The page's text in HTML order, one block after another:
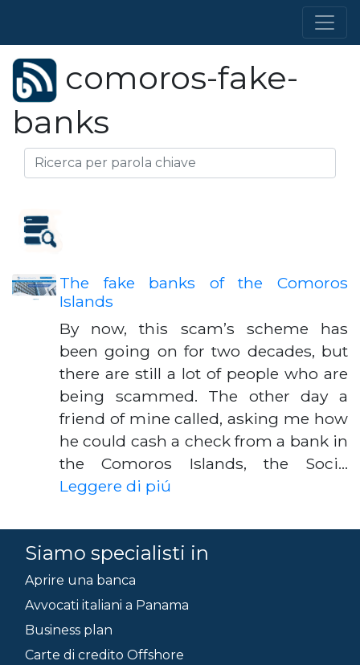
comoros-fake-
banks
The fake banks of the Comoros
Islands
By now, this scam’s scheme has
been going on for two decades, but
there are still a lot of people who are
being scammed. The other day a
friend of mine called, asking me how
he could cash a check from a bank in
the Comoros Islands, the Soci…
Leggere di piú
Siamo specialisti in
Aprire una banca
Avvocati italiani a Panama
Business plan
Carte di credito Offshore